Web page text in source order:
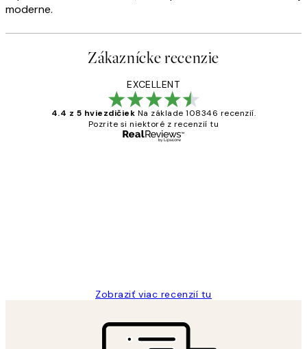
moderne.
Zákaznícke recenzie
EXCELLENT
4.4 z 5 hviezdičiek Na základe 108346 recenzií.
Pozrite si niektoré z recenzií tu
Zobraziť viac recenzií tu